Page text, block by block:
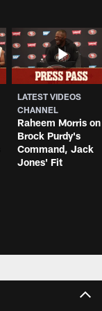
LATEST VIDEOS
CHANNEL
Raheem Morris on
Brock Purdy's
Command, Jack
Jones' Fit